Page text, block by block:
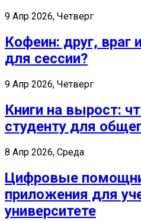
9 Апр 2026, Четверг
Кофеин: друг, враг
для сессии?
9 Апр 2026, Четверг
Книги на вырост:
студенту для
8 Апр 2026, Среда
Цифровые
приложения для
университете